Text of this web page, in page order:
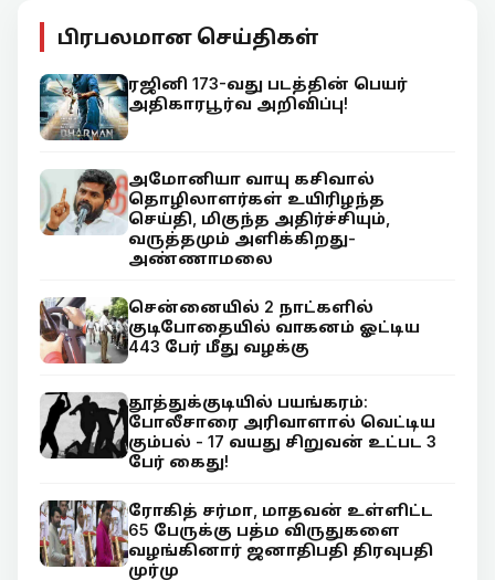
பிரபலமான செய்திகள்
ரஜினி 173-வது படத்தின் பெயர்
அதிகாரபூர்வ அறிவிப்பு!
அமோனியா வாயு கசிவால்
தொழிலாளர்கள் உயிரிழந்த
செய்தி, மிகுந்த அதிர்ச்சியும்,
வருத்தமும் அளிக்கிறது-
அண்ணாமலை
சென்னையில் 2 நாட்களில்
குடிபோதையில் வாகனம் ஓட்டிய
443 பேர் மீது வழக்கு
தூத்துக்குடியில் பயங்கரம்:
போலீசாரை அரிவாளால் வெட்டிய
கும்பல் - 17 வயது சிறுவன் உட்பட 3
பேர் கைது!
ரோகித் சர்மா, மாதவன் உள்ளிட்ட
65 பேருக்கு பத்ம விருதுகளை
வழங்கினார் ஜனாதிபதி திரவுபதி
முர்மு